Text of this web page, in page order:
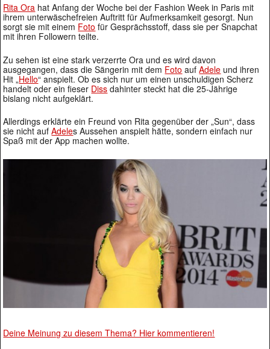
Rita Ora hat Anfang der Woche bei der Fashion Week in Paris mit
ihrem unterwäschefreien Auftritt für Aufmerksamkeit gesorgt. Nun
sorgt sie mit einem Foto für Gesprächsstoff, dass sie per Snapchat
mit ihren Followern teilte.
Zu sehen ist eine stark verzerrte Ora und es wird davon
ausgegangen, dass die Sängerin mit dem Foto aufAdele und ihren
Hit „Hello“ anspielt. Ob es sich nur um einen unschuldigen Scherz
handelt oder ein fieser Diss dahinter steckt hat die 25-Jährige
bislang nicht aufgeklärt.
Allerdings erklärte ein Freund von Rita gegenüber der „Sun“, dass
sie nicht aufAdeles Aussehen anspielt hätte, sondern einfach nur
Spaß mit der App machen wollte.
Deine Meinung zu diesem Thema? Hier kommentieren!